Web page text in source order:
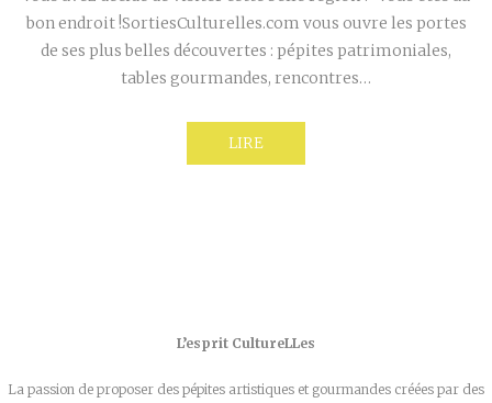
bon endroit !SortiesCulturelles.com vous ouvre les portes
de ses plus belles découvertes : pépites patrimoniales,
tables gourmandes, rencontres…
LIRE
L’esprit CultureLLes
La passion de proposer des pépites artistiques et gourmandes créées par des